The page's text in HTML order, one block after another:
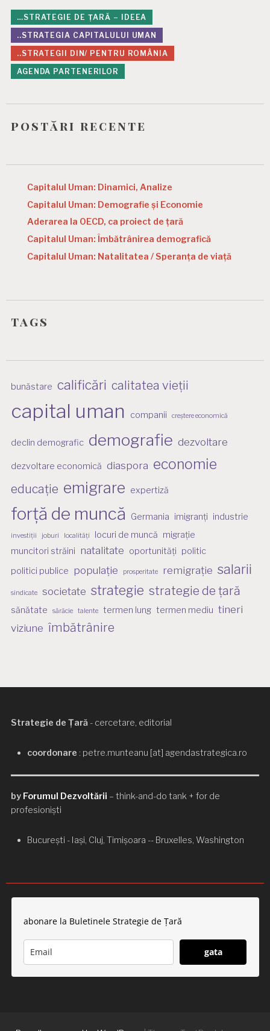
…STRATEGIE DE ȚARĂ – IDEEA
..STRATEGIA CAPITALULUI UMAN
..STRATEGII DIN/ PENTRU ROMÂNIA
AGENDA PARTENERILOR
postări recente
Capitalul Uman: Dinamici, Analize
Capitalul Uman: Demografie și Economie
Aderarea la OECD, ca proiect de țară
Capitalul Uman: Îmbătrânirea demografică
Capitalul Uman: Natalitatea / Speranța de viață
tags
bunăstare calificări calitatea vieții
capital uman companii creștere economică
declin demografic demografie dezvoltare
dezvoltare economică diaspora economie
educație emigrare expertiză
forță de muncă Germania imigranți industrie
investiții joburi localități locuri de muncă migrație
muncitori străini natalitate oportunități politic
politici publice populație prosperitate remigrație salarii
sindicate societate strategie strategie de țară
sănătate sărăcie talente termen lung termen mediu tineri
viziune îmbătrânire
Strategie de Țară - cercetare, editorial
coordonare : petre.munteanu [at] agendastrategica.ro
by Forumul Dezvoltării – think-and-do tank + for de
profesioniști
București - Iași, Cluj, Timișoara -- Bruxelles, Washington
abonare la Buletinele Strategie de Țară
gata